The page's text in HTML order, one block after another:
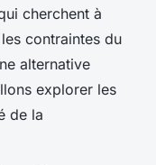
cherchent à
contraintes du
alternative
explorer les
de la